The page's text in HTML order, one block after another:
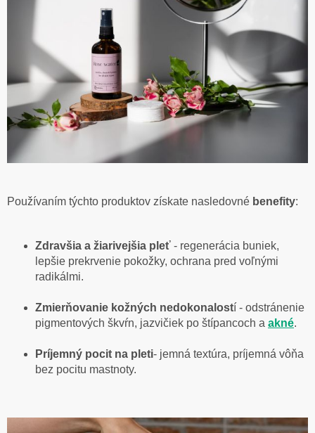
Používaním týchto produktov získate nasledovné benefity:
Zdravšia a žiarivejšia pleť - regenerácia buniek,
lepšie prekrvenie pokožky, ochrana pred voľnými
radikálmi.
Zmierňovanie kožných nedokonalostí - odstránenie
pigmentových škvŕn, jazvičiek po štípancoch a akné.
Príjemný pocit na pleti- jemná textúra, príjemná vôňa
bez pocitu mastnoty.